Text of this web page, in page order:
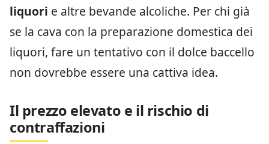
liquori e altre bevande alcoliche. Per chi già
se la cava con la preparazione domestica dei
liquori, fare un tentativo con il dolce baccello
non dovrebbe essere una cattiva idea.
Il prezzo elevato e il rischio di
contraffazioni